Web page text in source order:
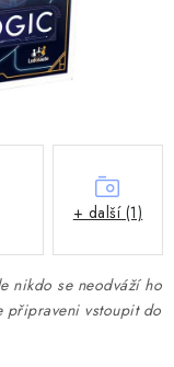
ŠKOLY A
organizace
podpora
nikdo se neodváží ho
připraveni vstoupit do
+ další (1)